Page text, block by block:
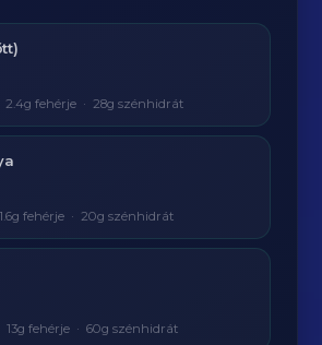
2.4g fehérje · 28g szénhidrát
fehérje · 20g szénhidrát
13g fehérje · 60g szénhidrát